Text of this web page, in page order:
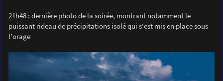
21h48 : dernière photo de la soirée, montrant notamment le
puissant rideau de précipitations isolé qui s'est mis en place sous
l'orage